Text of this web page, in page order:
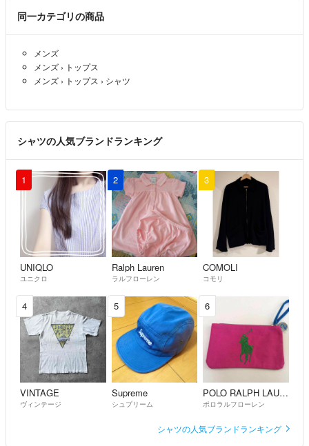
同一カテゴリの商品
メンズ
メンズ › トップス
メンズ › トップス › シャツ
シャツの人気ブランドランキング
1
UNIQLO
ユニクロ
2
Ralph Lauren
ラルフローレン
3
COMOLI
コモリ
4
VINTAGE
ヴィンテージ
5
Supreme
シュプリーム
6
POLO RALPH LAUREN
ポロラルフローレン
シャツの人気ブランドランキング